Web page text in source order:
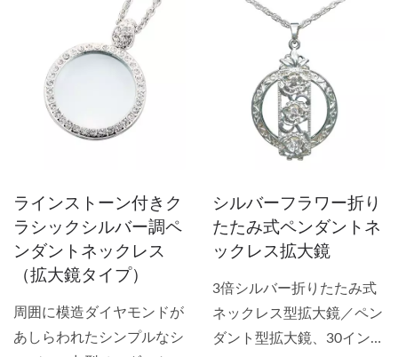
ス拡大レンズ、研磨ポーチ
付き。シンプルなデザイン
と最強のレンズが組み合わ
さって、幅1.5インチの美
しいペンダント拡大鏡が誕
生しました。仕事、買い
着用できます。素敵な26イ
ンチのゴールドチェーンが
付属しています。クラシッ
クで洗練されたデザイン
は、どんな服装や場面にも
マッチします。E-tay拡大
チ）。このネックレス型ス
ノーフレークペンダント拡
大鏡は、シンプルなデザイ
ンと最強のレンズで、幅
1.5インチの素敵な3倍ペン
ダント拡大鏡です。仕事、
買い物、カジュアルな集ま
イベントに出席する際にも
ペンダント拡大鏡を着用で
きます。美しい編み込みの
26インチのゴールドチェー
ンが付属しています。クラ
シックでエレガントなデザ
ラインストーン付きク
ラシックシルバー調ペ
ンダントネックレス
（拡大鏡タイプ）
周囲に模造ダイヤモンドが
あしらわれたシンプルなシ
シルバーフラワー折り
たたみ式ペンダントネ
ックレス拡大鏡
3倍シルバー折りたたみ式
ネックレス型拡大鏡／ペン
ダント型拡大鏡、30インチ